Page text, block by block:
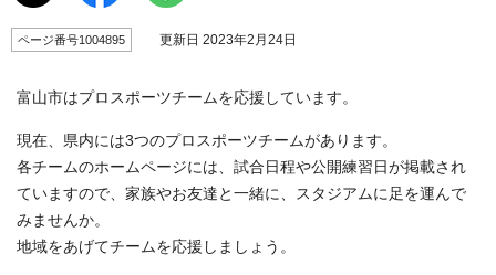
ページ番号1004895 更新日 2023年2月24日
富山市はプロスポーツチームを応援しています。
現在、県内には3つのプロスポーツチームがあります。
各チームのホームページには、試合日程や公開練習日が掲載され
ていますので、家族やお友達と一緒に、スタジアムに足を運んで
みませんか。
地域をあげてチームを応援しましょう。